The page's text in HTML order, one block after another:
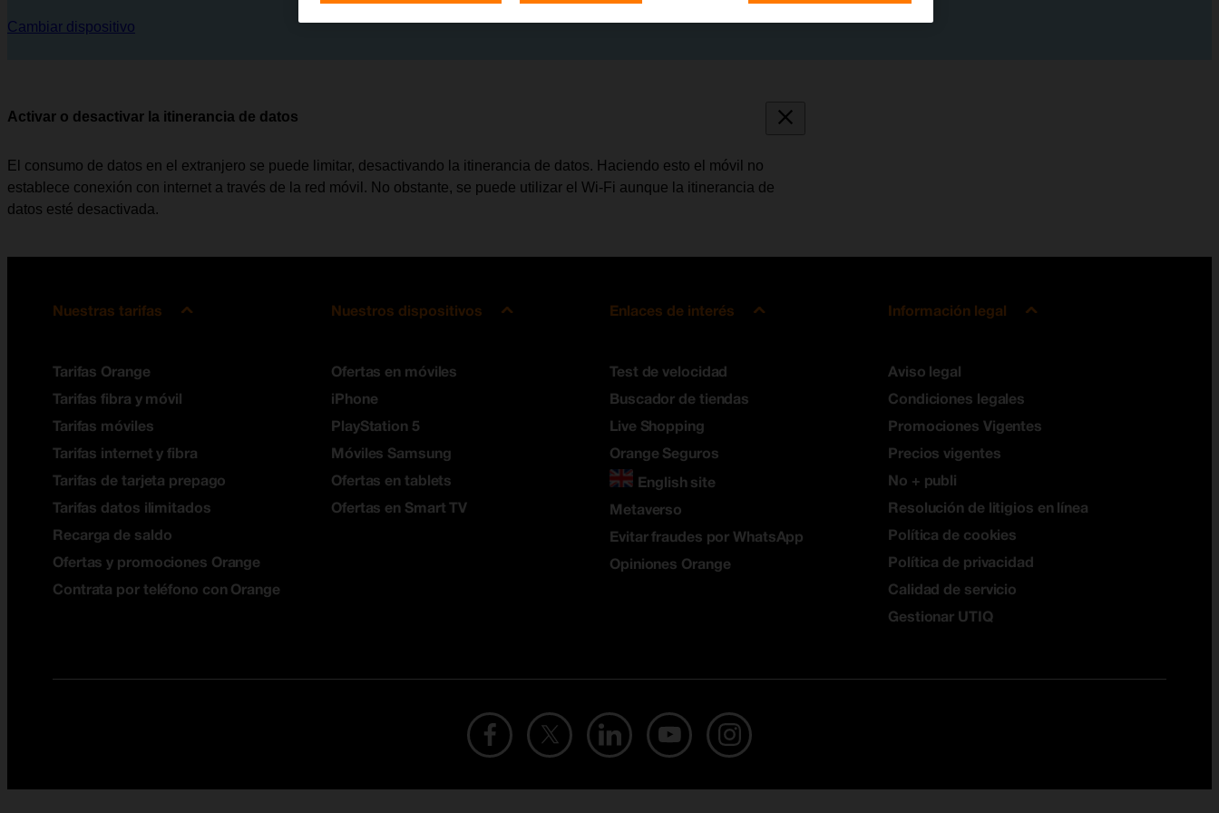
Cambiar dispositivo
Activar o desactivar la itinerancia de datos
El consumo de datos en el extranjero se puede limitar, desactivando la itinerancia de datos. Haciendo esto el móvil no
establece conexión con internet a través de la red móvil. No obstante, se puede utilizar el Wi-Fi aunque la itinerancia de
datos esté desactivada.
Nuestras tarifas
Tarifas Orange
Tarifas fibra y móvil
Tarifas móviles
Tarifas internet y fibra
Tarifas de tarjeta prepago
Tarifas datos ilimitados
Recarga de saldo
Ofertas y promociones Orange
Contrata por teléfono con Orange
Nuestros dispositivos
Ofertas en móviles
iPhone
PlayStation 5
Móviles Samsung
Ofertas en tablets
Ofertas en Smart TV
Enlaces de interés
Test de velocidad
Buscador de tiendas
Live Shopping
Orange Seguros
English site
Metaverso
Evitar fraudes por WhatsApp
Opiniones Orange
Información legal
Aviso legal
Condiciones legales
Promociones Vigentes
Precios vigentes
No + publi
Resolución de litigios en línea
Política de cookies
Política de privacidad
Calidad de servicio
Gestionar UTIQ